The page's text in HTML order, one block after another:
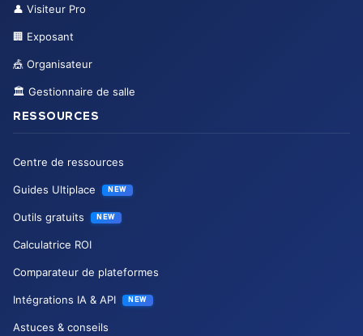
👤 Visiteur Pro
🏢 Exposant
🎪 Organisateur
🏛️ Gestionnaire de salle
RESSOURCES
Centre de ressources
Guides Ultiplace NEW
Outils gratuits NEW
Calculatrice ROI
Comparateur de plateformes
Intégrations IA & API NEW
Astuces & conseils